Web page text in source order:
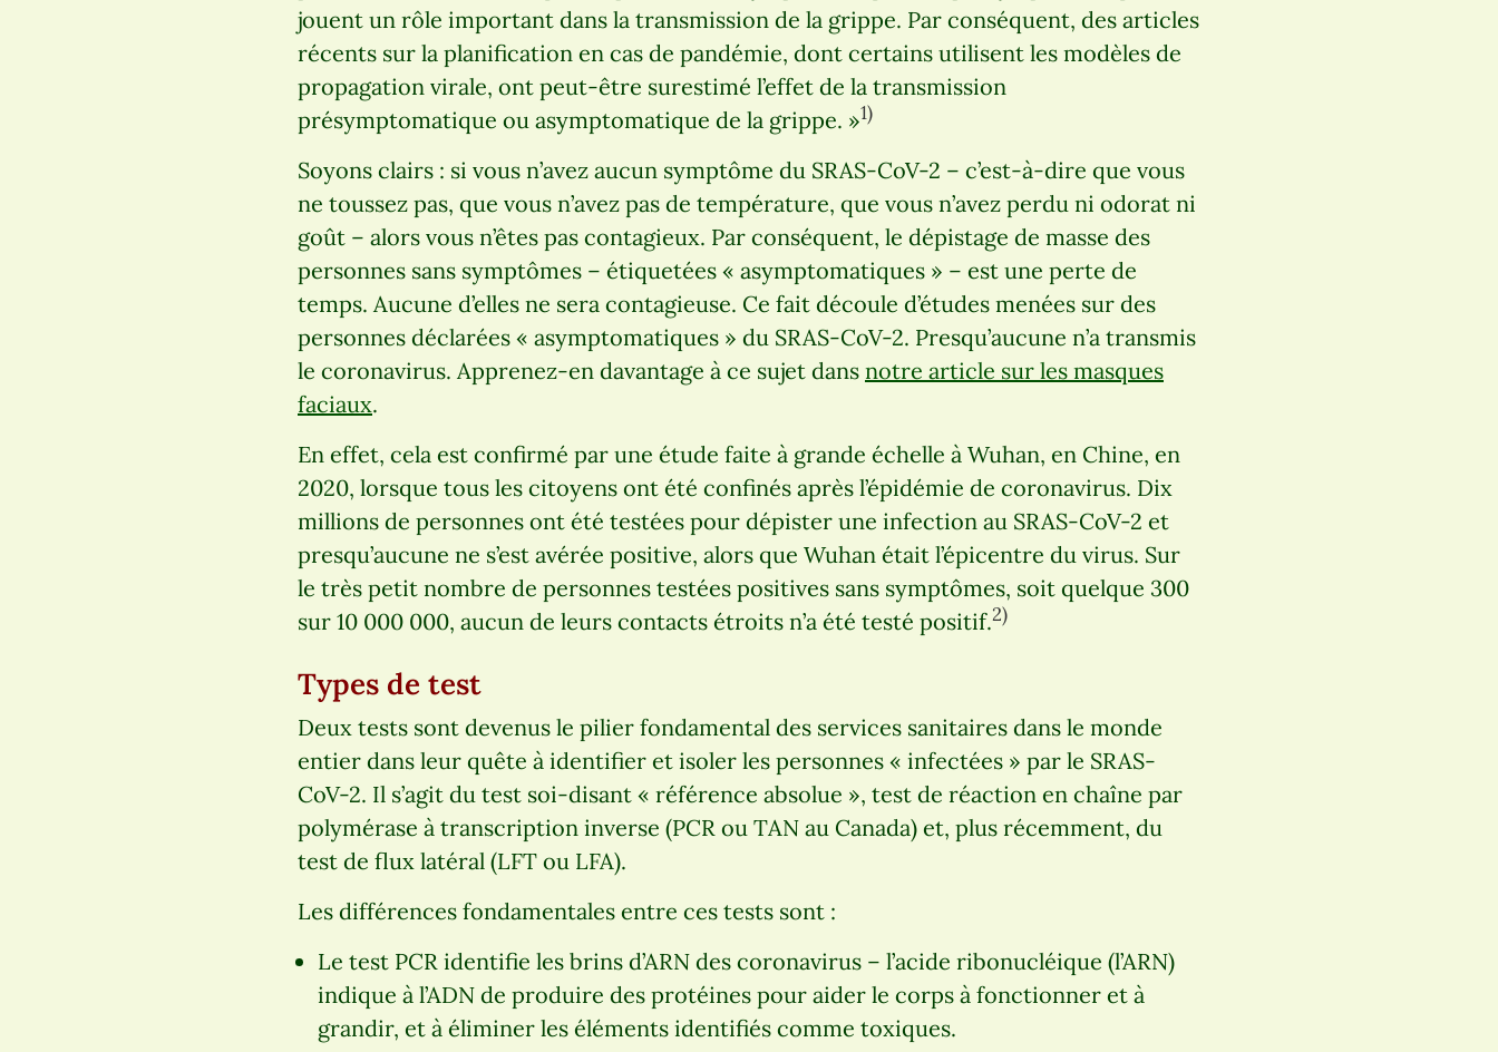
jouent un rôle important dans la transmission de la grippe. Par conséquent, des articles
récents sur la planification en cas de pandémie, dont certains utilisent les modèles de
propagation virale, ont peut-être surestimé l’effet de la transmission
présymptomatique ou asymptomatique de la grippe. »1)
Soyons clairs : si vous n’avez aucun symptôme du SRAS-CoV-2 – c’est-à-dire que vous
ne toussez pas, que vous n’avez pas de température, que vous n’avez perdu ni odorat ni
goût – alors vous n’êtes pas contagieux. Par conséquent, le dépistage de masse des
personnes sans symptômes – étiquetées « asymptomatiques » – est une perte de
temps. Aucune d’elles ne sera contagieuse. Ce fait découle d’études menées sur des
personnes déclarées « asymptomatiques » du SRAS-CoV-2. Presqu’aucune n’a transmis
le coronavirus. Apprenez-en davantage à ce sujet dans notre article sur les masques
faciaux.
En effet, cela est confirmé par une étude faite à grande échelle à Wuhan, en Chine, en
2020, lorsque tous les citoyens ont été confinés après l’épidémie de coronavirus. Dix
millions de personnes ont été testées pour dépister une infection au SRAS-CoV-2 et
presqu’aucune ne s’est avérée positive, alors que Wuhan était l’épicentre du virus. Sur
le très petit nombre de personnes testées positives sans symptômes, soit quelque 300
sur 10 000 000, aucun de leurs contacts étroits n’a été testé positif.2)
Types de test
Deux tests sont devenus le pilier fondamental des services sanitaires dans le monde
entier dans leur quête à identifier et isoler les personnes « infectées » par le SRAS-
CoV-2. Il s’agit du test soi-disant « référence absolue », test de réaction en chaîne par
polymérase à transcription inverse (PCR ou TAN au Canada) et, plus récemment, du
test de flux latéral (LFT ou LFA).
Les différences fondamentales entre ces tests sont :
Le test PCR identifie les brins d’ARN des coronavirus – l’acide ribonucléique (l’ARN)
indique à l’ADN de produire des protéines pour aider le corps à fonctionner et à
grandir, et à éliminer les éléments identifiés comme toxiques.